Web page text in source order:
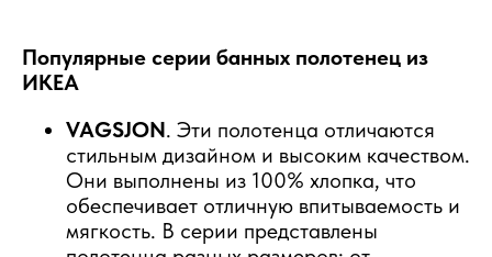
Популярные серии банных полотенец из
ИКЕА
VAGSJON. Эти полотенца отличаются
стильным дизайном и высоким качеством.
Они выполнены из 100% хлопка, что
обеспечивает отличную впитываемость и
мягкость. В серии представлены